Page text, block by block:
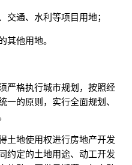
交通、水利等项目用地；
其他用地。
严格执行城市规划，按照经
一的原则，实行全面规划、
地使用权进行房地产开发
约定的土地用途、动工开发